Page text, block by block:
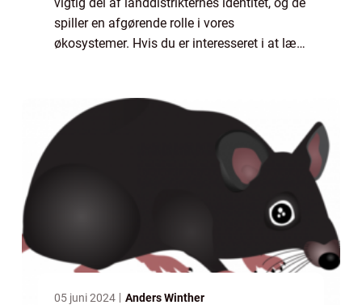
spiller en afgørende rolle i vores
økosystemer. Hvis du er interesseret i at lære
05 juni 2024 Anders Winther